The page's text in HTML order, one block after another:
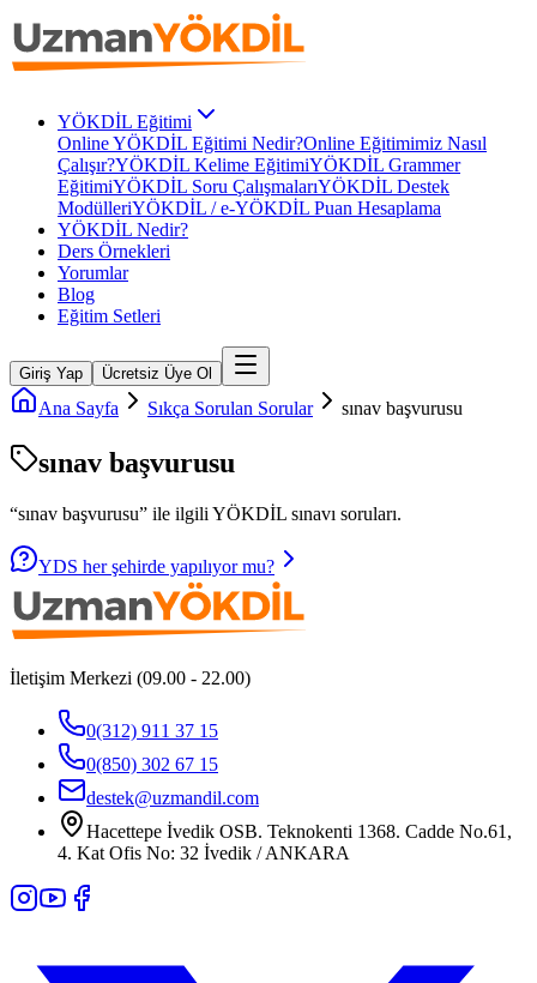
YÖKDİL Eğitimi
Online YÖKDİL Eğitimi Nedir?Online Eğitimimiz Nasıl
Çalışır?YÖKDİL Kelime EğitimiYÖKDİL Grammer
EğitimiYÖKDİL Soru ÇalışmalarıYÖKDİL Destek
ModülleriYÖKDİL / e-YÖKDİL Puan Hesaplama
YÖKDİL Nedir?
Ders Örnekleri
Yorumlar
Blog
Eğitim Setleri
Giriş Yap Ücretsiz Üye Ol
Ana Sayfa Sıkça Sorulan Sorular sınav başvurusu
sınav başvurusu
“sınav başvurusu” ile ilgili YÖKDİL sınavı soruları.
YDS her şehirde yapılıyor mu?
İletişim Merkezi (09.00 - 22.00)
0(312) 911 37 15
0(850) 302 67 15
destek@uzmandil.com
Hacettepe İvedik OSB. Teknokenti 1368. Cadde No.61,
4. Kat Ofis No: 32 İvedik / ANKARA